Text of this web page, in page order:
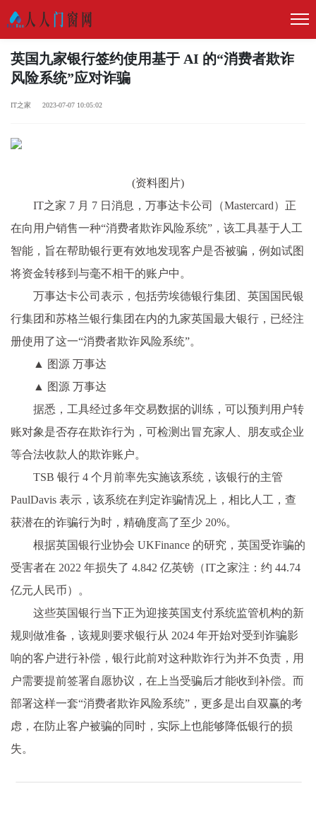
英国九家银行签约使用基于 AI 的“消费者欺诈
风险系统”应对诈骗
IT之家 2023-07-07 10:05:02
(资料图片)
IT之家 7 月 7 日消息，万事达卡公司（Mastercard）正
在向用户销售一种“消费者欺诈风险系统”，该工具基于人工
智能，旨在帮助银行更有效地发现客户是否被骗，例如试图
将资金转移到与毫不相干的账户中。
万事达卡公司表示，包括劳埃德银行集团、英国国民银
行集团和苏格兰银行集团在内的九家英国最大银行，已经注
册使用了这一“消费者欺诈风险系统”。
▲ 图源 万事达
▲ 图源 万事达
据悉，工具经过多年交易数据的训练，可以预判用户转
账对象是否存在欺诈行为，可检测出冒充家人、朋友或企业
等合法收款人的欺诈账户。
TSB 银行 4 个月前率先实施该系统，该银行的主管
PaulDavis 表示，该系统在判定诈骗情况上，相比人工，查
获潜在的诈骗行为时，精确度高了至少 20%。
根据英国银行业协会 UKFinance 的研究，英国受诈骗的
受害者在 2022 年损失了 4.842 亿英镑（IT之家注：约 44.74
亿元人民币）。
这些英国银行当下正为迎接英国支付系统监管机构的新
规则做准备，该规则要求银行从 2024 年开始对受到诈骗影
响的客户进行补偿，银行此前对这种欺诈行为并不负责，用
户需要提前签署自愿协议，在上当受骗后才能收到补偿。而
部署这样一套“消费者欺诈风险系统”，更多是出自双赢的考
虑，在防止客户被骗的同时，实际上也能够降低银行的损
失。